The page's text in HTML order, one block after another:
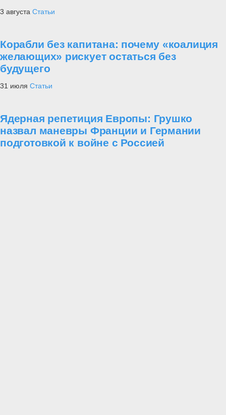
3 августа Статьи
Корабли без капитана: почему «коалиция
желающих» рискует остаться без
будущего
31 июля Статьи
Ядерная репетиция Европы: Грушко
назвал маневры Франции и Германии
подготовкой к войне с Россией